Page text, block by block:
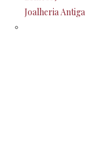
Joalheria Antiga